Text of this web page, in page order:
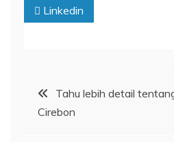
Linkedin
Post
navigation
Tahu lebih detail
Cirebon